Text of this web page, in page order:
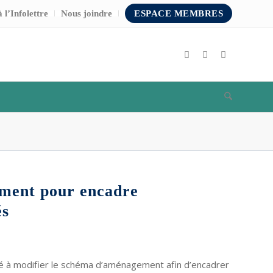
l’Infolettre Nous joindre ESPACE MEMBRES
pour encadre
modifier le schéma d’aménagement afin d’encadrer